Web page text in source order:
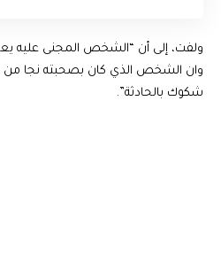
ولفت، إلى أن “الشخص المجنى عليه
وان الشخص الذي كان بصحبته نجا من
شكوك بالحادثة”.